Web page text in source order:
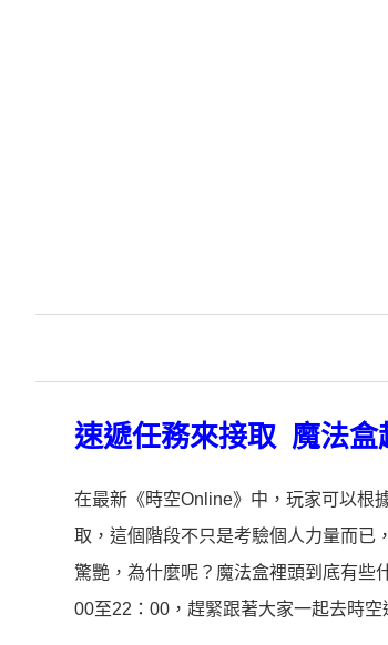
速遞任務來接取 魔法盒
在最新《時空Online》中，玩家可以根
取，這個階段不只是考驗個人力量而已
驚艷，為什麼呢？魔法盒裡頭到底有些
00至22：00，趕緊跟著大家一起去時空